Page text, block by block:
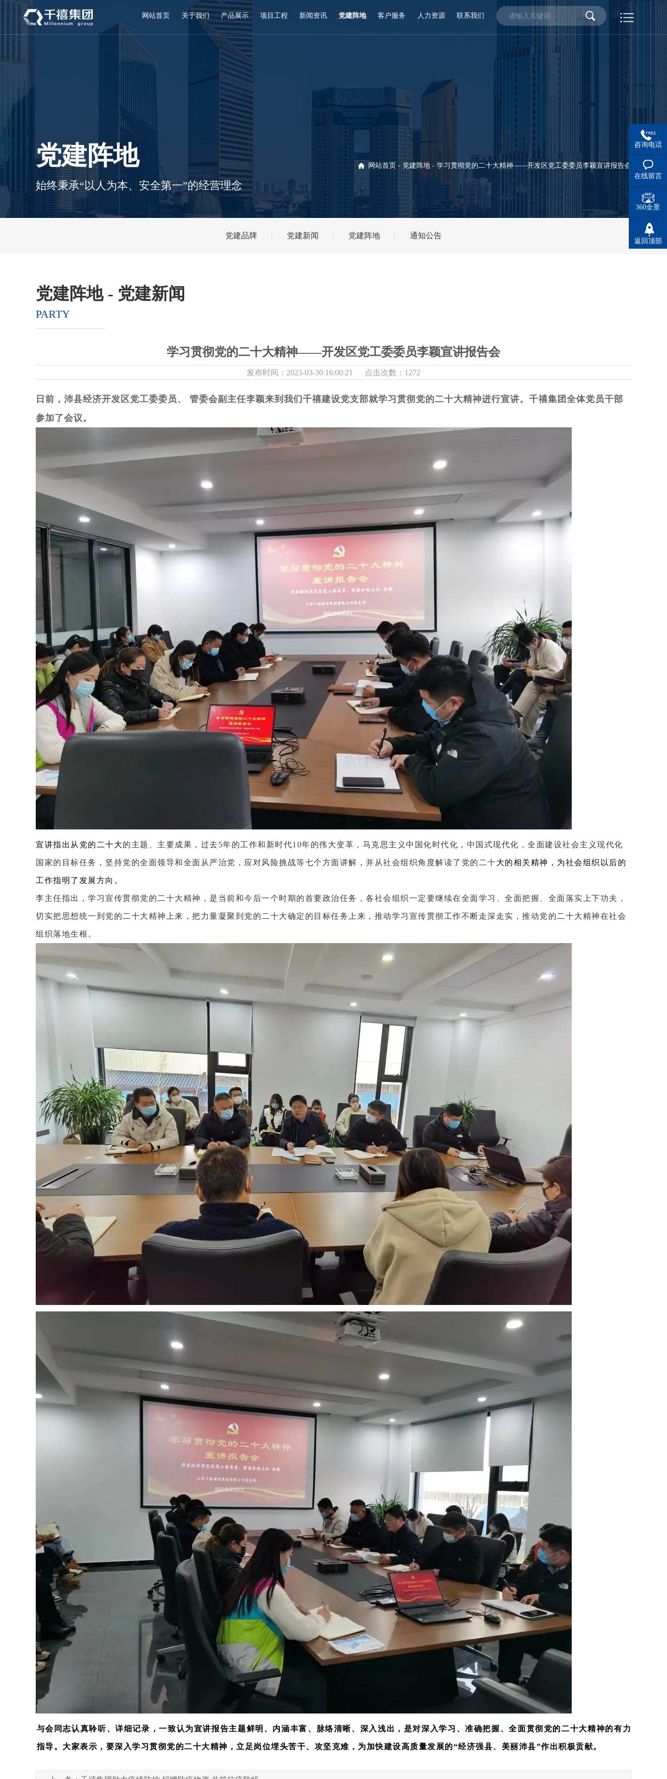
网站首页 关于我们 产品展示 项目工程 新闻资讯 党建阵地 客户服务 人力资源 联系我们
党建阵地
始终秉承“以人为本、安全第一”的经营理念
网站首页- 党建阵地 - 学习贯彻党的二十大精神——开发区党工委委员李颖宣讲报告会
党建品牌 党建新闻 党建阵地 通知公告
党建阵地 - 党建新闻
PARTY
学习贯彻党的二十大精神——开发区党工委委员李颖宣讲报告会
发布时间：2023-03-30 16:00:21 点击次数：1272
日前，沛县经济开发区党工委委员、 管委会副主任李颖来到我们千禧建设党支部就学习贯彻党的二十大精神进行宣讲。千禧集团全体党员干部
参加了会议。
宣讲指出从党的二十大的主题、主要成果，过去5年的工作和新时代10年的伟大变革，马克思主义中国化时代化，中国式现代化，全面建设社会主义现代化
国家的目标任务，坚持党的全面领导和全面从严治党，应对风险挑战等七个方面讲解，并从社会组织角度解读了党的二十大的相关精神，为社会组织以后的
工作指明了发展方向。
李主任指出，学习宣传贯彻党的二十大精神，是当前和今后一个时期的首要政治任务，各社会组织一定要继续在全面学习、全面把握、全面落实上下功夫，
切实把思想统一到党的二十大精神上来，把力量凝聚到党的二十大确定的目标任务上来，推动学习宣传贯彻工作不断走深走实，推动党的二十大精神在社会
组织落地生根。
与会同志认真聆听、详细记录，一致认为宣讲报告主题鲜明、内涵丰富、脉络清晰、深入浅出，是对深入学习、准确把握、全面贯彻党的二十大精神的有力
指导。大家表示，要深入学习贯彻党的二十大精神，立足岗位埋头苦干、攻坚克难，为加快建设高质量发展的“经济强县、美丽沛县”作出积极贡献。
咨询电话
在线留言
360全景
返回顶部